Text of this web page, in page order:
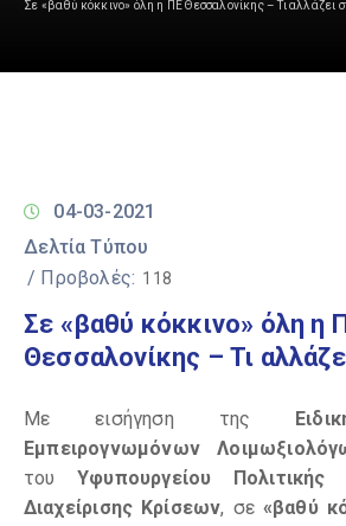
Σε «βαθύ κόκκινο» όλη η ΠΕ Θεσσαλονίκης – Τι αλλάζει
04-03-2021
Δελτία Τύπου
/ Προβολές: 118
Σε «βαθύ κόκκινο» όλη η
Θεσσαλονίκης – Τι
Με εισήγηση της
Εμπειρογνωμόνων
του Υφυπουργείου Πολιτικής
Διαχείρισης Κρίσεων, σε «βαθύ